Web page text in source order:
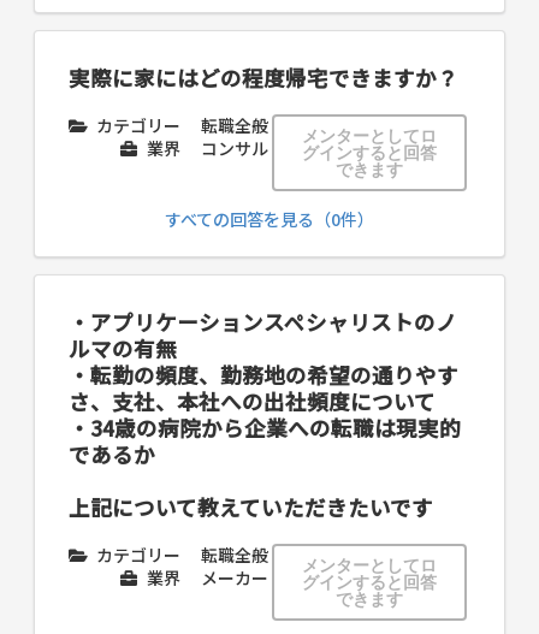
実際に家にはどの程度帰宅できますか？
カテゴリー
転職全般
業界
コンサル
メンターとしてロ
グインすると回答
できます
すべての回答を見る（0件）
・アプリケーションスペシャリストのノ
ルマの有無
・転勤の頻度、勤務地の希望の通りやす
さ、支社、本社への出社頻度について
・34歳の病院から企業への転職は現実的
であるか
上記について教えていただきたいです
カテゴリー
転職全般
業界
メーカー
メンターとしてロ
グインすると回答
できます